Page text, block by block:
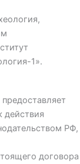
1».
действия
РФ,
договора